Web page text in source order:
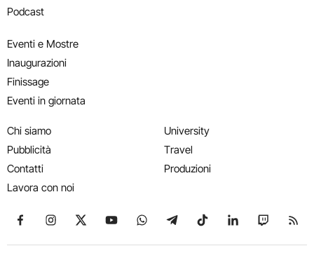
Podcast
Eventi e Mostre
Inaugurazioni
Finissage
Eventi in giornata
Chi siamo
Pubblicità
Contatti
Lavora con noi
University
Travel
Produzioni
Seguici su Facebook
Seguici su Instagram
Seguici su X
Seguici su YouTube
Seguici su WhatsApp
Seguici su Telegram
Seguici su TikTok
Seguici su
Seguici